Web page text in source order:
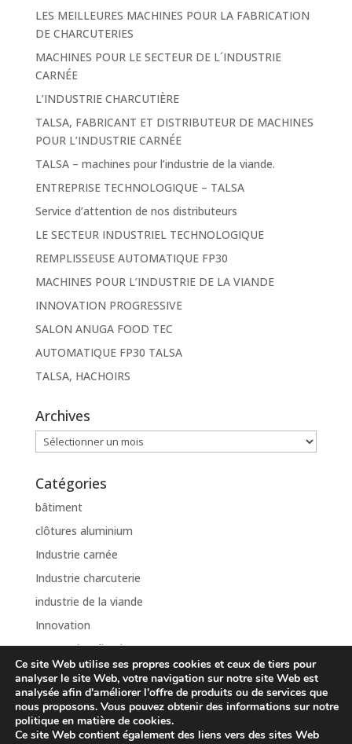
LES MEILLEURES MACHINES POUR LA FABRICATION
DE CHARCUTERIES
MACHINES POUR LE SECTEUR DE L´INDUSTRIE
CARNÉE
L’INDUSTRIE CHARCUTIÈRE
TALSA, FABRICANT ET DISTRIBUTEUR DE MACHINES
POUR L’INDUSTRIE CARNÉE
TALSA – machines pour l’industrie de la viande.
ENTREPRISE TECHNOLOGIQUE – TALSA
Service d’attention de nos distributeurs
LE SECTEUR INDUSTRIEL TECHNOLOGIQUE
REMPLISSEUSE AUTOMATIQUE FP30
MACHINES POUR L’INDUSTRIE DE LA VIANDE
INNOVATION PROGRESSIVE
SALON ANUGA FOOD TEC
AUTOMATIQUE FP30 TALSA
TALSA, HACHOIRS
Archives
Archives
Catégories
bâtiment
clôtures aluminium
Industrie carnée
Industrie charcuterie
industrie de la viande
Innovation
Internationalisation
Non classé
Ce site Web utilise ses propres cookies et ceux de tiers pour
analyser le site Web, votre navigation sur notre site Web est
analysée afin d'améliorer l'offre de produits ou de services que
nous proposons. Vous pouvez obtenir des informations sur notre
politique en matière de cookies.
Ce site Web contient également des liens vers des sites Web